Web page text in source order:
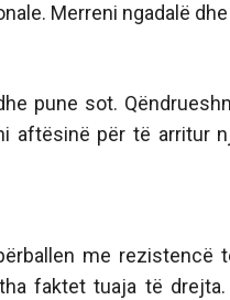
Merreni ngadalë
pune sot.
aftësinë për të arritur
me rezistencë
faktet tuaja të